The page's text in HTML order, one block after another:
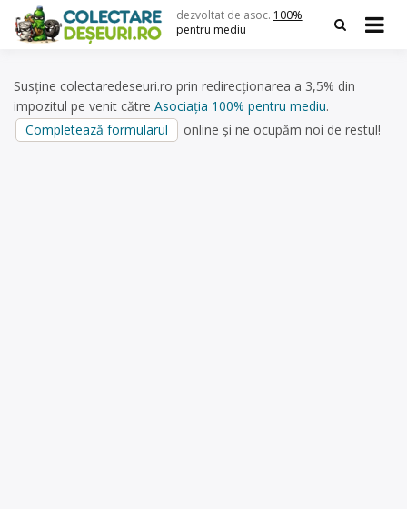
content
dezvoltat de asoc. 100%
pentru mediu
Susține colectaredeseuri.ro prin redirecționarea a 3,5% din
impozitul pe venit către Asociația 100% pentru mediu.
Completează formularul
online și ne ocupăm noi de restul!